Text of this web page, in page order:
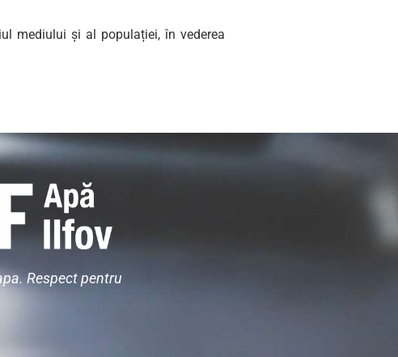
mediului și al populației, în vederea
Respect pentru